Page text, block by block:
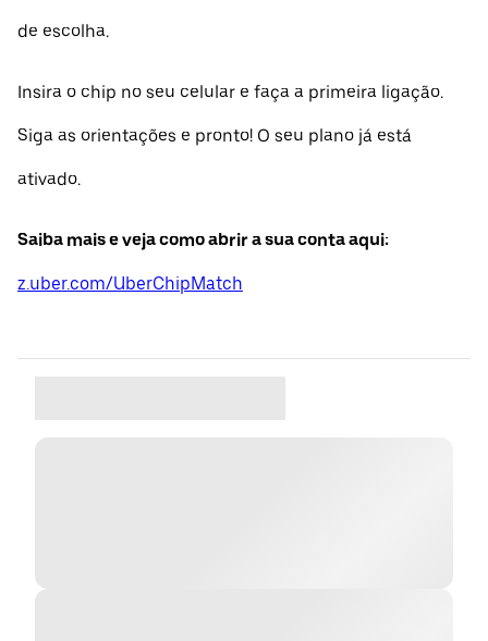
de escolha.
Insira o chip no seu celular e faça a primeira ligação.
Siga as orientações e pronto! O seu plano já está
ativado.
Saiba mais e veja como abrir a sua conta aqui:
z.uber.com/UberChipMatch